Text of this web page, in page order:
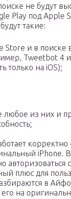
не будут
Play под Apple
такие:
Store и в поиске
Tweetbot 4
только на iOS);
любое из них и
корректно
iPhone.
авторизоваться
плюс для
в
на